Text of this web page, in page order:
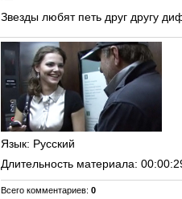
Звезды любят петь друг другу
Язык: Русский
Длительность материала:
Всего комментариев: 0